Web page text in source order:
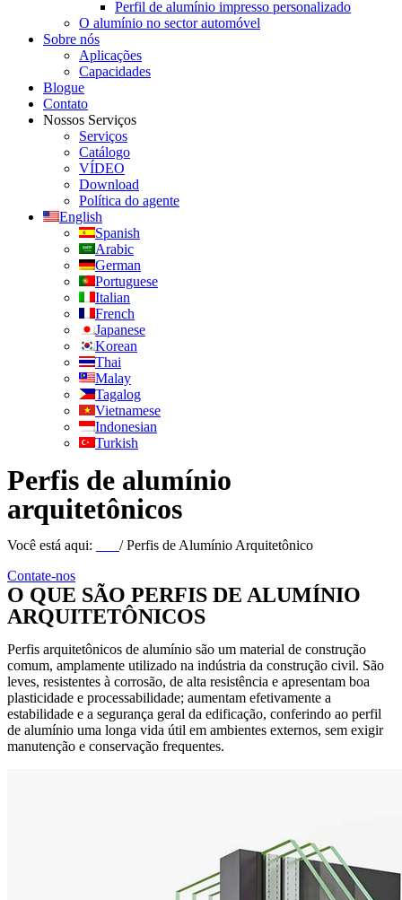
Perfil de alumínio impresso personalizado
O alumínio no sector automóvel
Sobre nós
Aplicações
Capacidades
Blogue
Contato
Nossos Serviços
Serviços
Catálogo
VÍDEO
Download
Política do agente
English
Spanish
Arabic
German
Portuguese
Italian
French
Japanese
Korean
Thai
Malay
Tagalog
Vietnamese
Indonesian
Turkish
Perfis de alumínio
arquitetônicos
Você está aqui:
/ Perfis de Alumínio Arquitetônico
Contate-nos
O QUE SÃO PERFIS DE ALUMÍNIO
ARQUITETÔNICOS
Perfis arquitetônicos de alumínio são um material de construção
comum, amplamente utilizado na indústria da construção civil. São
leves, resistentes à corrosão, de alta resistência e apresentam boa
plasticidade e processabilidade; aumentam efetivamente a
estabilidade e a segurança geral da edificação, conferindo ao perfil
de alumínio uma longa vida útil em ambientes externos, sem exigir
manutenção e conservação frequentes.